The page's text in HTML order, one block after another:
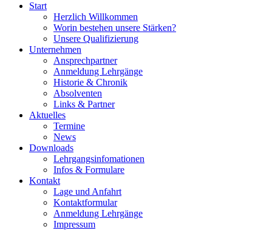
Start
Herzlich Willkommen
Worin bestehen unsere Stärken?
Unsere Qualifizierung
Unternehmen
Ansprechpartner
Anmeldung Lehrgänge
Historie & Chronik
Absolventen
Links & Partner
Aktuelles
Termine
News
Downloads
Lehrgangsinfomationen
Infos & Formulare
Kontakt
Lage und Anfahrt
Kontaktformular
Anmeldung Lehrgänge
Impressum